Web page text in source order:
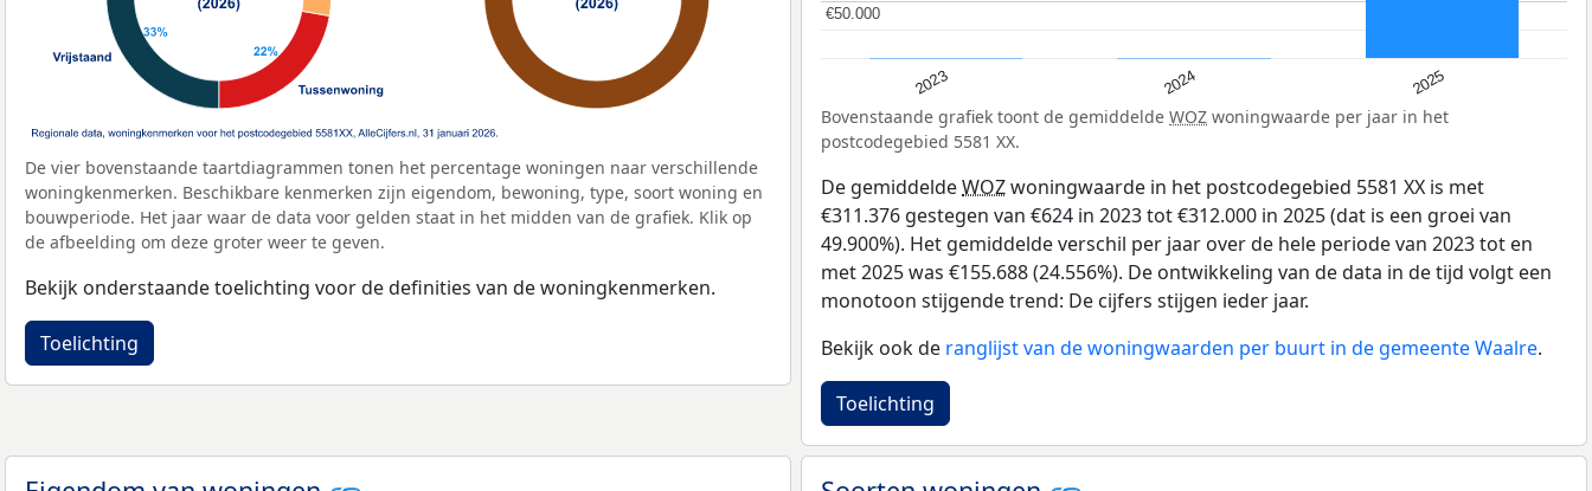
De vier bovenstaande taartdiagrammen tonen het percentage woningen naar verschillende
woningkenmerken. Beschikbare kenmerken zijn eigendom, bewoning, type, soort woning en
bouwperiode. Het jaar waar de data voor gelden staat in het midden van de grafiek. Klik op
de afbeelding om deze groter weer te geven.
Bekijk onderstaande toelichting voor de definities van de woningkenmerken.
Toelichting
2023 2024 2025
€50.000
€50.000
Bovenstaande grafiek toont de gemiddelde WOZ woningwaarde per jaar in het
postcodegebied 5581 XX.
De gemiddeldeWOZwoningwaarde in het postcodegebied 5581 XX is met
€311.376 gestegen van €624 in 2023 tot €312.000 in 2025 (dat is een groei van
49.900%). Het gemiddelde verschil per jaar over de hele periode van 2023 tot en
met 2025 was €155.688 (24.556%). De ontwikkeling van de data in de tijd volgt een
monotoon stijgende trend: De cijfers stijgen ieder jaar.
Bekijk ook de ranglijst van de woningwaarden per buurt in de gemeente Waalre.
Toelichting